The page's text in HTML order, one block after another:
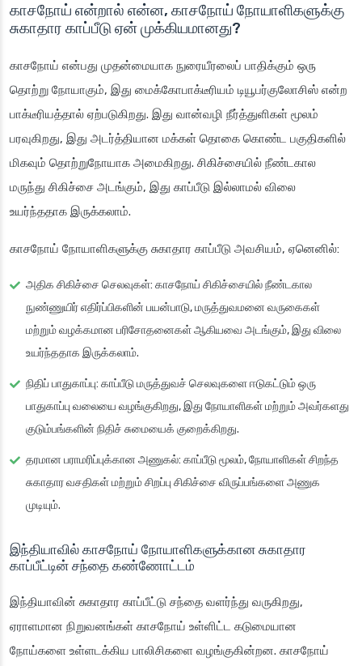
காசநோய் என்றால் என்ன, காசநோய் நோயாளிகளுக்கு
சுகாதார காப்பீடு ஏன் முக்கியமானது?
காசநோய் என்பது முதன்மையாக நுரையீரலைப் பாதிக்கும் ஒரு
தொற்று நோயாகும், இது மைக்கோபாக்டீரியம் டியூபர்குலோசிஸ் என்ற
பாக்டீரியத்தால் ஏற்படுகிறது. இது வான்வழி நீர்த்துளிகள் மூலம்
பரவுகிறது, இது அடர்த்தியான மக்கள் தொகை கொண்ட பகுதிகளில்
மிகவும் தொற்றுநோயாக அமைகிறது. சிகிச்சையில் நீண்டகால
மருந்து சிகிச்சை அடங்கும், இது காப்பீடு இல்லாமல் விலை
உயர்ந்ததாக இருக்கலாம்.
காசநோய் நோயாளிகளுக்கு சுகாதார காப்பீடு அவசியம், ஏனெனில்:
அதிக சிகிச்சை செலவுகள்: காசநோய் சிகிச்சையில் நீண்டகால
நுண்ணுயிர் எதிர்ப்பிகளின் பயன்பாடு, மருத்துவமனை வருகைகள்
மற்றும் வழக்கமான பரிசோதனைகள் ஆகியவை அடங்கும், இது விலை
உயர்ந்ததாக இருக்கலாம்.
நிதிப் பாதுகாப்பு: காப்பீடு மருத்துவச் செலவுகளை ஈடுகட்டும் ஒரு
பாதுகாப்பு வலையை வழங்குகிறது, இது நோயாளிகள் மற்றும் அவர்களது
குடும்பங்களின் நிதிச் சுமையைக் குறைக்கிறது.
தரமான பராமரிப்புக்கான அணுகல்: காப்பீடு மூலம், நோயாளிகள் சிறந்த
சுகாதார வசதிகள் மற்றும் சிறப்பு சிகிச்சை விருப்பங்களை அணுக
முடியும்.
இந்தியாவில் காசநோய் நோயாளிகளுக்கான சுகாதார
காப்பீட்டின் சந்தை கண்ணோட்டம்
இந்தியாவின் சுகாதார காப்பீட்டு சந்தை வளர்ந்து வருகிறது,
ஏராளமான நிறுவனங்கள் காசநோய் உள்ளிட்ட கடுமையான
நோய்களை உள்ளடக்கிய பாலிசிகளை வழங்குகின்றன. காசநோய்